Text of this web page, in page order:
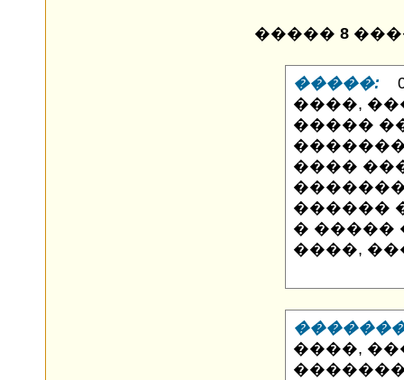
����� 8
�����:
����,
�����
����
������
� �����
����,
����,